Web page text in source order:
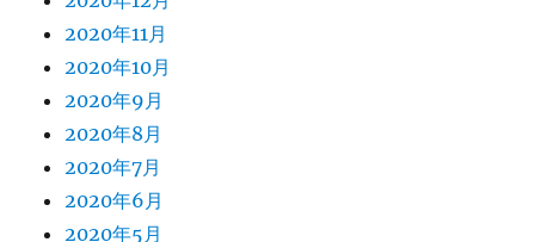
2020年11月
2020年10月
2020年9月
2020年8月
2020年7月
2020年6月
2020年5月